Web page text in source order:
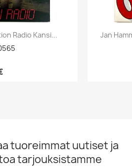
Radio Kansi... Jan
tuoreimmat uutiset ja
tarjouksistamme